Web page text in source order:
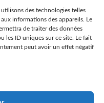
des technologies telles
informations des appareils. Le
de traiter des données
les ID uniques sur ce site. Le fait
peut avoir un effet négatif
votre adresse mail
Vous
données personnelles
vous sur la page